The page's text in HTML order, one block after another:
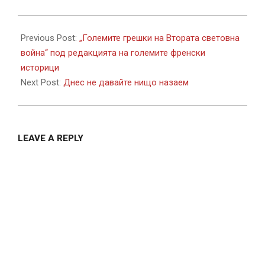
09-
01
Previous Post: „Големите грешки на Втората световна
война“ под редакцията на големите френски
историци
Next Post: Днес не давайте нищо назаем
LEAVE A REPLY